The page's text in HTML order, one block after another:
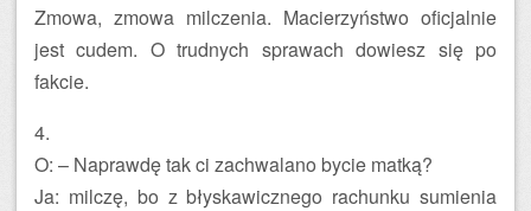
Zmowa, zmowa milczenia. Macierzyństwo oficjalnie
jest cudem. O trudnych sprawach dowiesz się po
fakcie.
4.
O: – Naprawdę tak ci zachwalano bycie matką?
Ja: milczę, bo z błyskawicznego rachunku sumienia